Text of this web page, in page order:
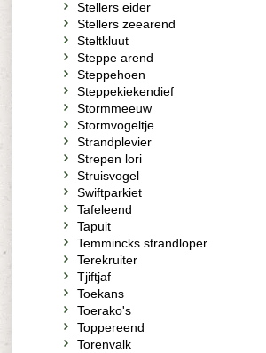
Stellers eider
Stellers zeearend
Steltkluut
Steppe arend
Steppehoen
Steppekiekendief
Stormmeeuw
Stormvogeltje
Strandplevier
Strepen lori
Struisvogel
Swiftparkiet
Tafeleend
Tapuit
Temmincks strandloper
Terekruiter
Tjiftjaf
Toekans
Toerako's
Toppereend
Torenvalk